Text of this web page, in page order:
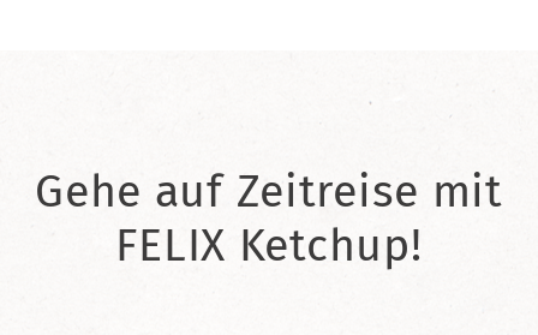
Gehe auf Zeitreise mit
FELIX Ketchup!